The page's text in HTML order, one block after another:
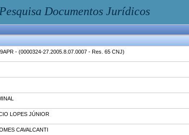
Pesquisa Documentos Jurídicos
- (0000324-27.2005.8.07.0007 - Res. 65 CNJ)
LOPES JÚNIOR
CAVALCANTI